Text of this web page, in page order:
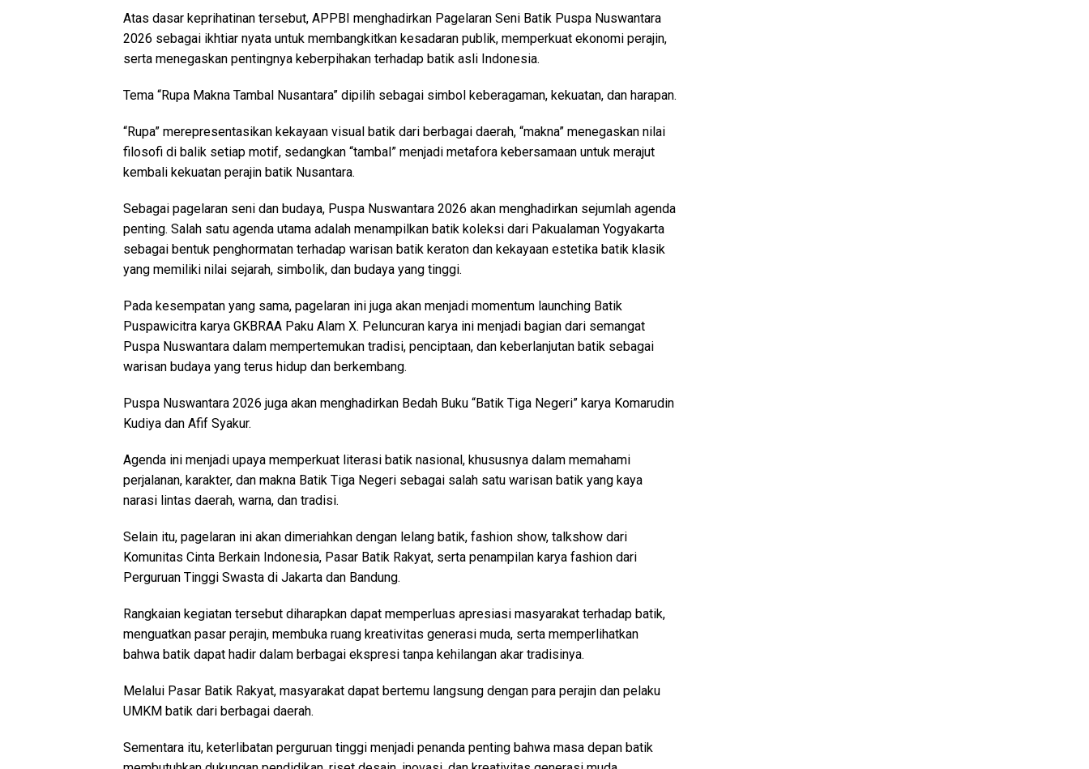
Atas dasar keprihatinan tersebut, APPBI menghadirkan Pagelaran Seni Batik Puspa Nuswantara
2026 sebagai ikhtiar nyata untuk membangkitkan kesadaran publik, memperkuat ekonomi perajin,
serta menegaskan pentingnya keberpihakan terhadap batik asli Indonesia.
Tema “Rupa Makna Tambal Nusantara” dipilih sebagai simbol keberagaman, kekuatan, dan harapan.
“Rupa” merepresentasikan kekayaan visual batik dari berbagai daerah, “makna” menegaskan nilai
filosofi di balik setiap motif, sedangkan “tambal” menjadi metafora kebersamaan untuk merajut
kembali kekuatan perajin batik Nusantara.
Sebagai pagelaran seni dan budaya, Puspa Nuswantara 2026 akan menghadirkan sejumlah agenda
penting. Salah satu agenda utama adalah menampilkan batik koleksi dari Pakualaman Yogyakarta
sebagai bentuk penghormatan terhadap warisan batik keraton dan kekayaan estetika batik klasik
yang memiliki nilai sejarah, simbolik, dan budaya yang tinggi.
Pada kesempatan yang sama, pagelaran ini juga akan menjadi momentum launching Batik
Puspawicitra karya GKBRAA Paku Alam X. Peluncuran karya ini menjadi bagian dari semangat
Puspa Nuswantara dalam mempertemukan tradisi, penciptaan, dan keberlanjutan batik sebagai
warisan budaya yang terus hidup dan berkembang.
Puspa Nuswantara 2026 juga akan menghadirkan Bedah Buku “Batik Tiga Negeri” karya Komarudin
Kudiya dan Afif Syakur.
Agenda ini menjadi upaya memperkuat literasi batik nasional, khususnya dalam memahami
perjalanan, karakter, dan makna Batik Tiga Negeri sebagai salah satu warisan batik yang kaya
narasi lintas daerah, warna, dan tradisi.
Selain itu, pagelaran ini akan dimeriahkan dengan lelang batik, fashion show, talkshow dari
Komunitas Cinta Berkain Indonesia, Pasar Batik Rakyat, serta penampilan karya fashion dari
Perguruan Tinggi Swasta di Jakarta dan Bandung.
Rangkaian kegiatan tersebut diharapkan dapat memperluas apresiasi masyarakat terhadap batik,
menguatkan pasar perajin, membuka ruang kreativitas generasi muda, serta memperlihatkan
bahwa batik dapat hadir dalam berbagai ekspresi tanpa kehilangan akar tradisinya.
Melalui Pasar Batik Rakyat, masyarakat dapat bertemu langsung dengan para perajin dan pelaku
UMKM batik dari berbagai daerah.
Sementara itu, keterlibatan perguruan tinggi menjadi penanda penting bahwa masa depan batik